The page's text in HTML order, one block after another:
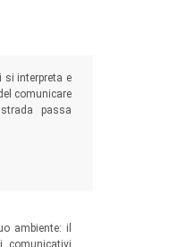
si interpreta e
comunicare
passa
ambiente: il
comunicativi